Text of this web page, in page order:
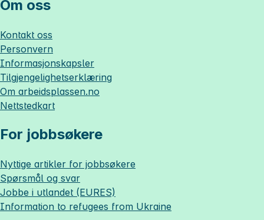
Om oss
Kontakt oss
Personvern
Informasjonskapsler
Tilgjengelighetserklæring
Om arbeidsplassen.no
Nettstedkart
For jobbsøkere
Nyttige artikler for jobbsøkere
Spørsmål og svar
Jobbe i utlandet (EURES)
Information to refugees from Ukraine